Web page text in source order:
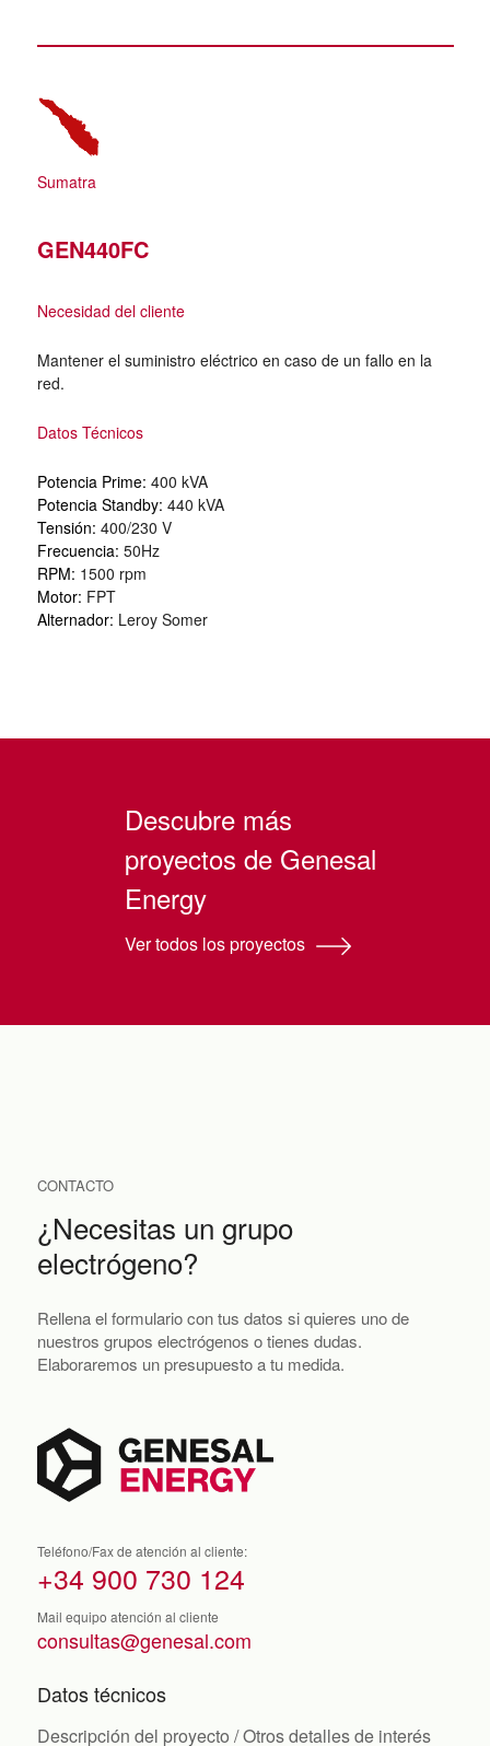
Sumatra
GEN440FC
Necesidad del cliente
Mantener el suministro eléctrico en caso de un fallo en la
red.
Datos Técnicos
Potencia Prime: 400 kVA
Potencia Standby: 440 kVA
Tensión: 400/230 V
Frecuencia: 50Hz
RPM: 1500 rpm
Motor: FPT
Alternador: Leroy Somer
Descubre más
proyectos de Genesal
Energy
Ver todos los proyectos
CONTACTO
¿Necesitas un grupo
electrógeno?
Rellena el formulario con tus datos si quieres uno de
nuestros grupos electrógenos o tienes dudas.
Elaboraremos un presupuesto a tu medida.
Teléfono/Fax de atención al cliente:
+34 900 730 124
Mail equipo atención al cliente
consultas@genesal.com
Datos técnicos
Descripción del proyecto / Otros detalles de interés